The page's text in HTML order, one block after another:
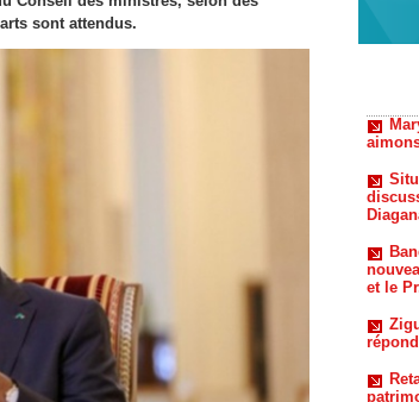
sont attendus.
et le